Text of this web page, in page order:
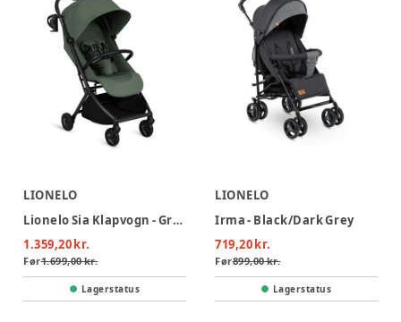
LIONELO
Lionelo Sia Klapvogn - Green Emerald
1.359,20 kr.
Før1.699,00 kr.
Lagerstatus
LIONELO
Irma - Black/Dark Grey
719,20 kr.
Før899,00 kr.
Lagerstatus